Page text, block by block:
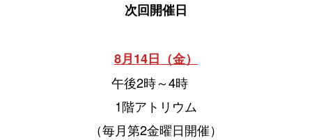
次回開催日
8月14日（金）
午後2時～4時
1階アトリウム
（毎月第2金曜日開催）